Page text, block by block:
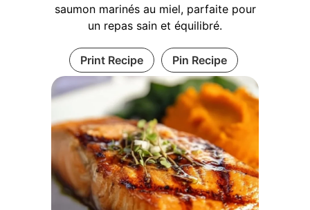
saumon marinés au miel, parfaite pour
un repas sain et équilibré.
Print Recipe Pin Recipe